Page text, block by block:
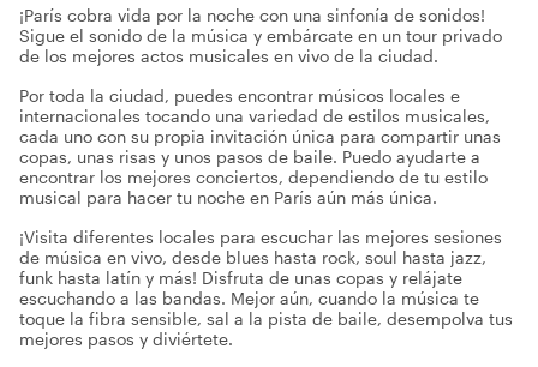
¡París cobra vida por la noche con una sinfonía de sonidos!
Sigue el sonido de la música y embárcate en un tour privado
de los mejores actos musicales en vivo de la ciudad.
Por toda la ciudad, puedes encontrar músicos locales e
internacionales tocando una variedad de estilos musicales,
cada uno con su propia invitación única para compartir unas
copas, unas risas y unos pasos de baile. Puedo ayudarte a
encontrar los mejores conciertos, dependiendo de tu estilo
musical para hacer tu noche en París aún más única.
¡Visita diferentes locales para escuchar las mejores sesiones
de música en vivo, desde blues hasta rock, soul hasta jazz,
funk hasta latín y más! Disfruta de unas copas y relájate
escuchando a las bandas. Mejor aún, cuando la música te
toque la fibra sensible, sal a la pista de baile, desempolva tus
mejores pasos y diviértete.